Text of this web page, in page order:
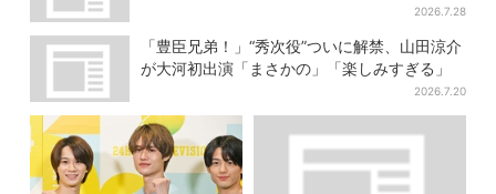
2026.7.28
「豊臣兄弟！」“秀次役”ついに解禁、山田涼介
が大河初出演「まさかの」「楽しみすぎる」
2026.7.20